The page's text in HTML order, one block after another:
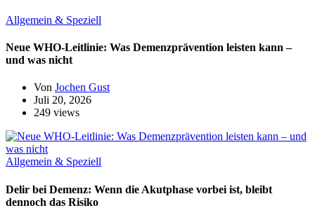
Allgemein & Speziell
Neue WHO-Leitlinie: Was Demenzprävention leisten kann –
und was nicht
Von Jochen Gust
Juli 20, 2026
249 views
Allgemein & Speziell
Delir bei Demenz: Wenn die Akutphase vorbei ist, bleibt
dennoch das Risiko